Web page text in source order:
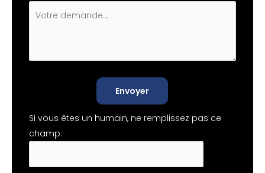
Envoyer
Si vous êtes un humain, ne remplissez pas ce
champ.